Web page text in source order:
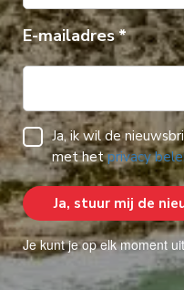
E-mailadres
Ja, ik wil de
met hetprivacy
Je kunt je op elk moment